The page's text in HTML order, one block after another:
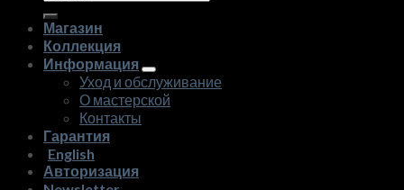
Магазин
Коллекция
Информация
Уход и обслуживание
О мастерской
Контакты
Гарантия
English
Авторизация